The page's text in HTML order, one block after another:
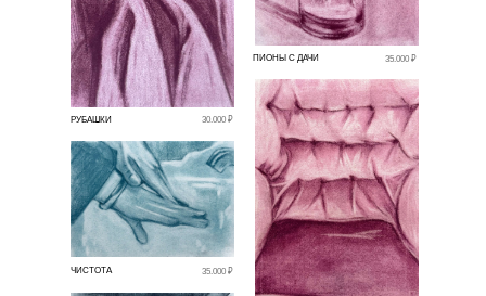
ПИОНЫ С ДАЧИ 35.000 ₽
ЧИСТОТА 35.000 ₽
РУБАШКИ 30.000 ₽